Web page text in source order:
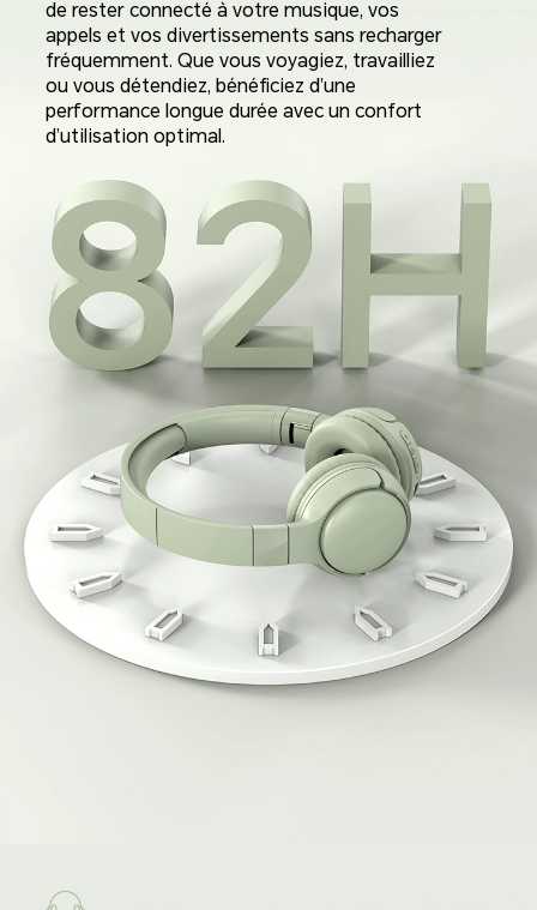
de rester connecté à votre musique, vos
appels et vos divertissements sans recharger
fréquemment. Que vous voyagiez, travailliez
ou vous détendiez, bénéficiez d’une
performance longue durée avec un confort
d’utilisation optimal.